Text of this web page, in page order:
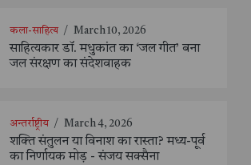
कला-साहित्य / March 10, 2026
साहित्यकार डॉ. मधुकांत का ‘जल गीत’ बना
जल संरक्षण का संदेशवाहक
अन्तर्राष्ट्रीय / March 4, 2026
शक्ति संतुलन या विनाश का रास्ता? मध्य-पूर्व
का निर्णायक मोड़ - संजय सक्सैना